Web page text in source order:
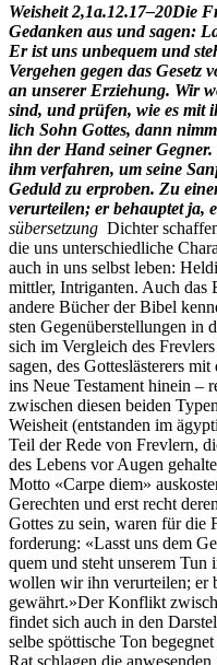
Weisheit 2,1a.12.17–20Die
Gedanken aus und sagen:
Er ist uns unbe­quem und
Verge­hen gegen das Gesetz
an unser­er Erziehung. Wir
sind, und prüfen, wie es mit
lich Sohn Gottes, dann
ihn der Hand sein­er
ihm ver­fahren, um seine
Geduld zu erproben. Zu
verurteilen; er behauptet ja,
süber­set­zung Dichter
die uns unter­schiedliche
auch in uns selb­st leben:
mit­tler, Intri­g­an­ten. Auch das
andere Büch­er der Bibel
sten Gegenüber­stel­lun­gen in
sich im Ver­gle­ich des
sagen, des Gottes­läster­ers
ins Neue Tes­ta­ment hinein –
zwis­chen diesen bei­den
Weisheit (ent­standen im
Teil der Rede von Frevlern,
des Lebens vor Augen
Mot­to «Carpe diem»
Gerecht­en und erst recht
Gottes zu sein, waren für die
forderung: «Lasst uns dem
quem und ste­ht unserem
wollen wir ihn verurteilen; er
gewährt.»Der Kon­flikt
find­et sich auch in den
selbe spöt­tis­che Ton
Rat schla­gen die